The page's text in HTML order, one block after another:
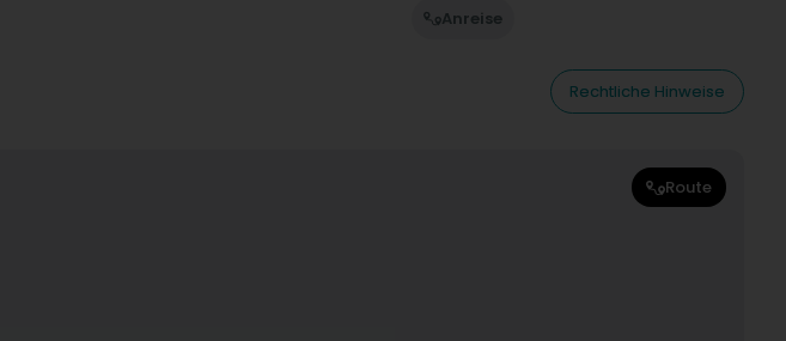
Anreise
Rechtliche Hinweise
Route